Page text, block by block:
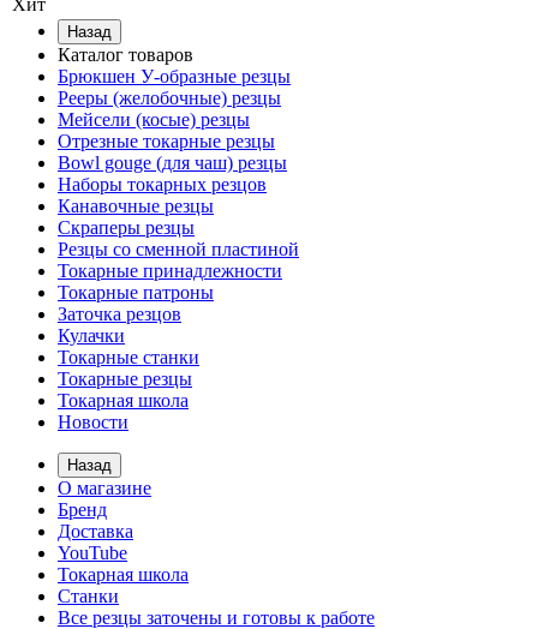
Назад
Каталог товаров
Брюкшен У-образные резцы
Рееры (желобочные) резцы
Мейсели (косые) резцы
Отрезные токарные резцы
Bowl gouge (для чаш) резцы
Наборы токарных резцов
Канавочные резцы
Скраперы резцы
Резцы со сменной пластиной
Токарные принадлежности
Токарные патроны
Заточка резцов
Кулачки
Токарные станки
Токарные резцы
Токарная школа
Новости
Назад
О магазине
Бренд
Доставка
YouTube
Токарная школа
Станки
Все резцы заточены и готовы к работе
Хит